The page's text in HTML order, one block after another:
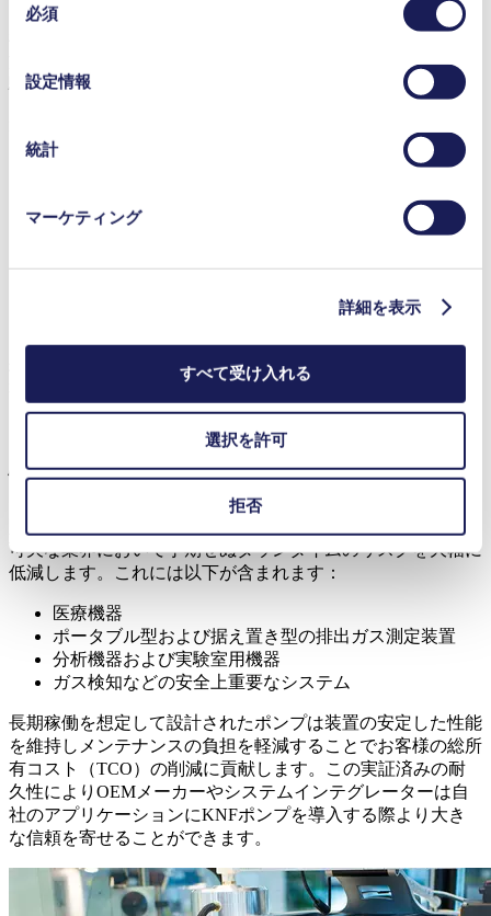
データと組み合わせる場合があります。お客様の同意登
録は、ウェブサイトの末尾に記載されている「Cookies」
をクリックし、チェックマークを外していただけば、い
つでも取り消すことができます。
保存期間の詳細については、当社の[プライバシーポリシ
必須
設定情報
統計
マーケティング
詳細を表示
すべて受け入れる
選択を許可
拒否
フラムガスポンプが特定の動作点においてどの程度の期間、
機能を維持できるかを明らかにすることです。KNFの試験
施設にそれぞれ5台ずつ計2セットのポンプを設置し過酷な実
験環境下で連続運転を行いました。
した：
値）
こうした過酷な使用条件にもかかわらず、ポンプは10万時間
を超えてもメンテナンスや部品交換を一切行わずに安定して
稼働し続けました。この結果は特定の運転条件下における長
ダウンタイムを最小限に抑える長寿命
性能
可欠な業界において予期せぬダウンタイムのリスクを大幅に
低減します。これには以下が含まれます：
医療機器
ポータブル型および据え置き型の排出ガス測定装置
分析機器および実験室用機器
ガス検知などの安全上重要なシステム
長期稼働を想定して設計されたポンプは装置の安定した性能
を維持しメンテナンスの負担を軽減することでお客様の総所
有コスト（TCO）の削減に貢献します。この実証済みの耐
久性によりOEMメーカーやシステムインテグレーターは自
社のアプリケーションにKNFポンプを導入する際より大き
な信頼を寄せることができます。